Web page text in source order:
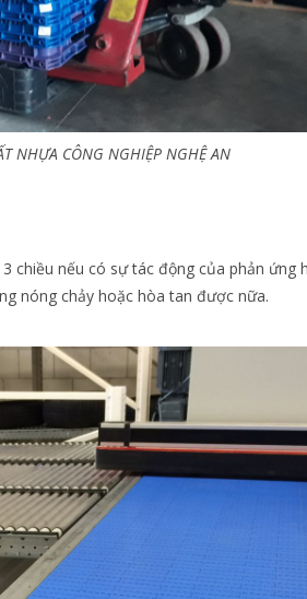
NHỰA CÔNG NGHIỆP NGHỆ AN
chiều nếu có sự tác động của phản ứng
nóng chảy hoặc hòa tan được nữa.